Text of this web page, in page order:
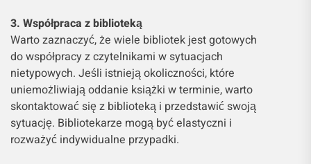
3. Współpraca z biblioteką
Warto zaznaczyć, że wiele bibliotek jest gotowych
do współpracy z czytelnikami w sytuacjach
nietypowych. Jeśli istnieją okoliczności, które
uniemożliwiają oddanie książki w terminie, warto
skontaktować się z biblioteką i przedstawić swoją
sytuację. Bibliotekarze mogą być elastyczni i
rozważyć indywidualne przypadki.